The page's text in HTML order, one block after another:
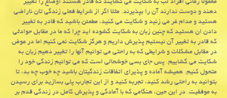
معمولا زمانی افراد لب به شکایت می گشایند که قادر هستند اوضاع را تغییر
دهند و دوست ندارند آن را بپذیرند. مثلا اگر از شرایط فعلی زندگی تان ناراضی
هستید و مدام غر می زنید و شکایت می کنید، مطمئن باشید که قادر به تغییر
دادن ان هستید که چنین زبان به شکایت گشوده اید چرا که ما در مقابل حوادثی
که قادر به تغییر آن نیستیم پذیرش داریم و هرگز شکایت نمی کنیم اما در عوض
در مقابل مشکلات و شرایطی که به راحتی می توانیم آنها را تغییر دهیم زبان به
شکایت می گشاییم. پس جای بسی خوشحالی است که می توانیم زندگی خود را
متحول کنیم. همیشه آماده و پذیرای اتفاقات زندگیتان باشید چه خوب چه بد، تا
بتوانید به راحتی رشد کنید، تجربه کنید و از این تجارب پلی بسازید برای رسیدن
به موفقیت. در این حین، هنگامی که با آمادگی و پذیرش کامل در زندگی قدم بر